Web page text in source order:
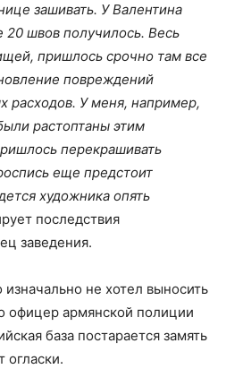
зашивать. У Валентина
швов получилось. Весь
пришлось срочно там все
повреждений
расходов. У меня, например,
растоптаны этим
перекрашивать
еще предстоит
художника опять
последствия
заведения.
не хотел выносить
офицер армянской полиции
база постарается замять
огласки.